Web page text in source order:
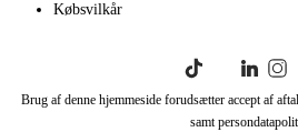
Købsvilkår
Brug af denne hjemmeside forudsætter accept af
samt